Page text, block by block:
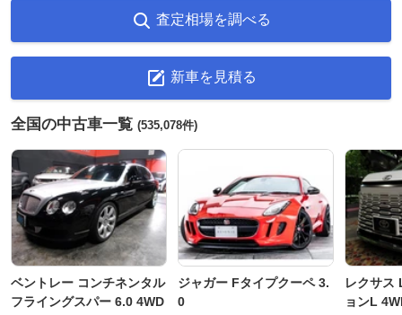
査定相場を調べる
新車を見積る
全国の中古車一覧 (535,078件)
ベントレー コンチネンタル
フライングスパー 6.0 4WD
ジャガー Fタイプクーペ 3.
0
レクサス
ョンL